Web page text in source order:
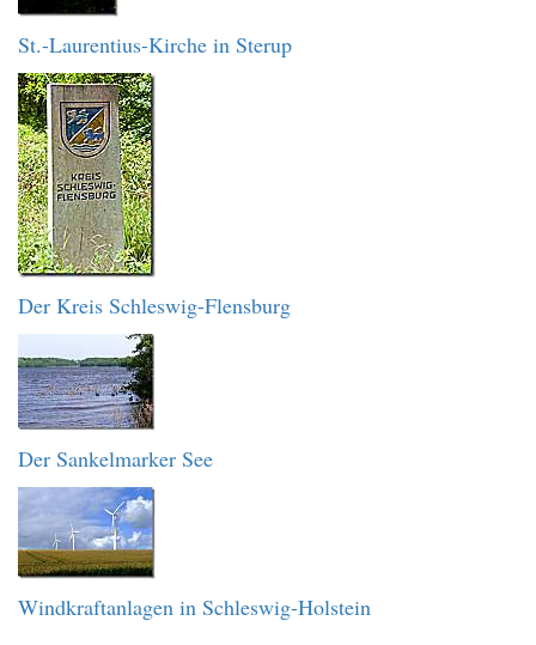
St.-Laurentius-Kirche in Sterup
Der Kreis Schleswig-Flensburg
Der Sankelmarker See
Windkraftanlagen in Schleswig-Holstein